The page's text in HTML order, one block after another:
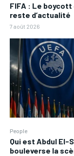
FIFA : Le boycott
reste d’actualité
7 août 2026
People
Qui est Abdul El-
bouleverse la